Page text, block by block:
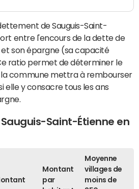
de Sauguis-Saint-
entre l'encours de la dette de
et son épargne (sa capacité
ratio permet de déterminer le
commune mettra à rembourser
elle y consacre tous les ans
Saint-Étienne en
Montant
par
Moyenne
villages de
moins de